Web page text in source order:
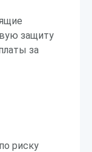
защиту
за
риску